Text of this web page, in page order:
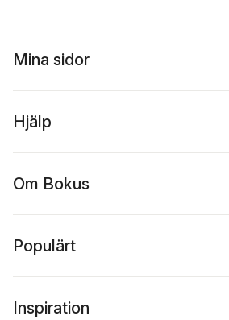
Mina sidor
Hjälp
Om Bokus
Populärt
Inspiration